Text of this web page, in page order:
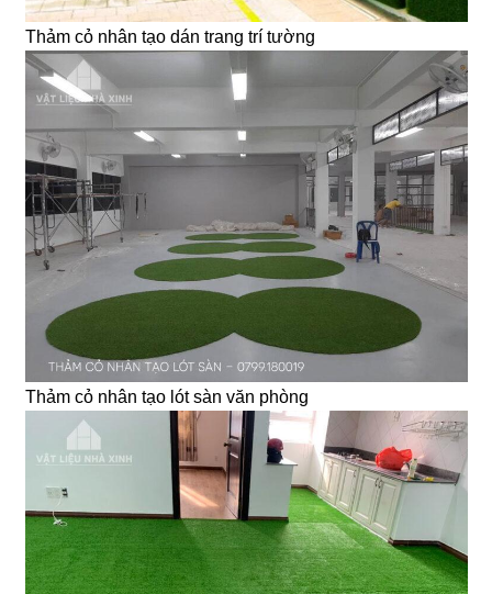
Thảm cỏ nhân tạo dán trang trí tường
Thảm cỏ nhân tạo lót sàn văn phòng